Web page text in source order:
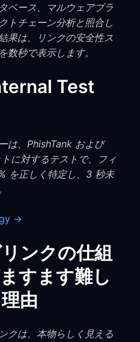
ベース、マルウェアブラ
トチェーン分析と照合し
果は、リンクの安全性ス
数秒で表示します。
Test
は、PhishTank および
に対するテストで、フィ
を正しく特定し、3 秒未
→
ンクの仕組
すます難し
由
クは、本物らしく見える